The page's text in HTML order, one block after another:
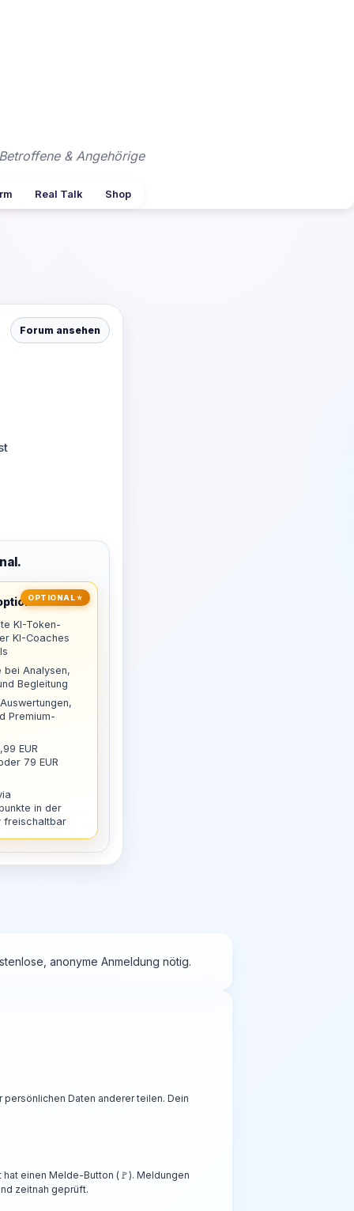
& Angehörige
Real Talk Shop
Forum ansehen
OPTIONAL ⭐
KI-Token-
KI-Coaches
bei Analysen,
Begleitung
Premium-
EUR
79 EUR
in der
freischaltbar
anonyme Anmeldung nötig.
Daten anderer teilen. Dein
einen Melde-Button (🚩). Meldungen
zeitnah geprüft.